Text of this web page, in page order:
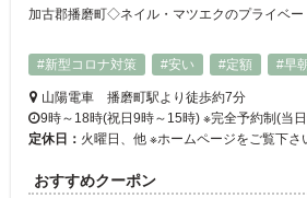
#新型コロナ対策
#安い #定額 #早朝
山陽電車 播磨町駅より徒歩約7分
9時～18時(祝日9時～15時) ※完全予約制(当日
定休日： 火曜日、他 ※ホームページをご覧下さ
おすすめクーポン